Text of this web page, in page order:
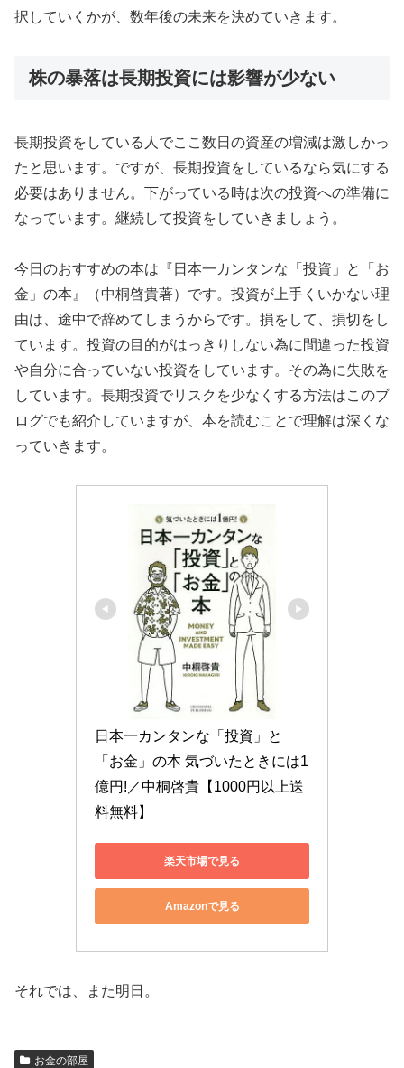
択していくかが、数年後の未来を決めていきます。
株の暴落は長期投資には影響が少ない
長期投資をしている人でここ数日の資産の増減は激しかっ
たと思います。ですが、長期投資をしているなら気にする
必要はありません。下がっている時は次の投資への準備に
なっています。継続して投資をしていきましょう。
今日のおすすめの本は『日本一カンタンな「投資」と「お
金」の本』（中桐啓貴著）です。投資が上手くいかない理
由は、途中で辞めてしまうからです。損をして、損切をし
ています。投資の目的がはっきりしない為に間違った投資
や自分に合っていない投資をしています。その為に失敗を
しています。長期投資でリスクを少なくする方法はこのブ
ログでも紹介していますが、本を読むことで理解は深くな
っていきます。
日本一カンタンな「投資」と
「お金」の本 気づいたときには1
億円!／中桐啓貴【1000円以上送
料無料】
楽天市場で見る
Amazonで見る
それでは、また明日。
お金の部屋